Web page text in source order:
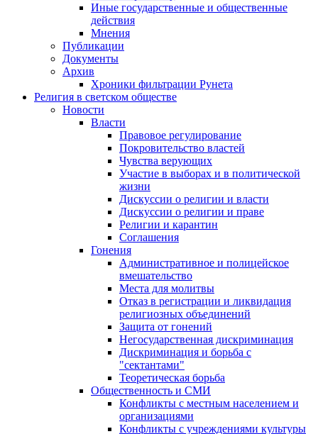
Иные государственные и общественные
действия
Мнения
Публикации
Документы
Архив
Хроники фильтрации Рунета
Религия в светском обществе
Новости
Власти
Правовое регулирование
Покровительство властей
Чувства верующих
Участие в выборах и в политической
жизни
Дискуссии о религии и власти
Дискуссии о религии и праве
Религии и карантин
Соглашения
Гонения
Административное и полицейское
вмешательство
Места для молитвы
Отказ в регистрации и ликвидация
религиозных объединений
Защита от гонений
Негосударственная дискриминация
Дискриминация и борьба с
"сектантами"
Теоретическая борьба
Общественность и СМИ
Конфликты с местным населением и
организациями
Конфликты с учреждениями культуры